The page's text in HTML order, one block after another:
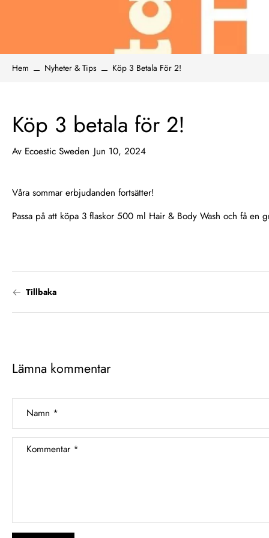
Hem Nyheter & Tips Köp 3 Betala För 2!
Köp 3 betala för 2!
Av Ecoestic Sweden Jun 10, 2024
Våra sommar erbjudanden fortsätter!
Passa på att köpa 3 flaskor 500 ml Hair & Body Wash och få en
Tillbaka
Lämna kommentar
Namn *
Kommentar *